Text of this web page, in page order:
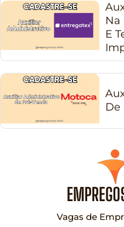
Na
E
De
Vagas de